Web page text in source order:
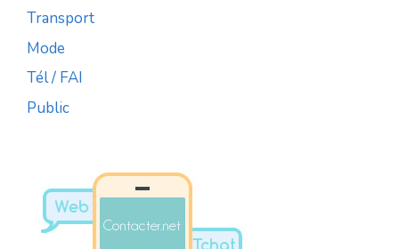
Transport
Mode
Tél / FAI
Public